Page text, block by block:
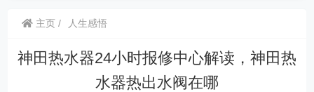
主页 人生感悟
神田热水器24小时报修中心解读，神田热
水器热出水阀在哪